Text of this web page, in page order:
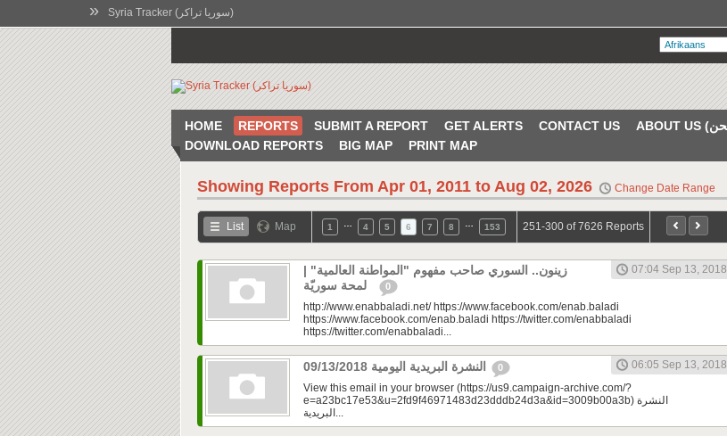
» Syria Tracker (سوريا تراكر)
HOME REPORTS SUBMIT A REPORT GET ALERTS CONTACT US
DOWNLOAD REPORTS
BIG MAP PRINT MAP
Showing Reports From Apr 01, 2011 to Aug 02, 2026 Change Date Range
List Map 1 4 5 6 7 8 153 251-300 of 7626 Reports
زينون.. السوري صاحب مفهوم "المواطنة العالمية" |
0
07:04 Sep 13, 2018
http://www.enabbaladi.net/ https://www.facebook.com/enab.baladi
https://www.facebook.com/enab.baladi https://twitter.com/enabbaladi
https://twitter.com/enabbaladi...
0
06:05 Sep 13, 2018
View this email in your browser (https://us9.campaign-archive.com/?
e=a23bc17e53&u=2fd9f46971483d23dddb24d3a&id=3009b00a3b) النشرة
البريدية...